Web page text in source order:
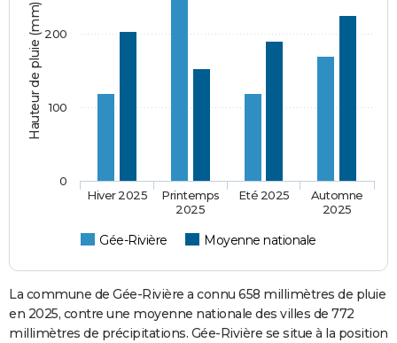
Hauteur de pluie (mm)
Gée-Rivière Moyenne nationale
Hiver 2025
Printemps
2025
Eté 2025
Automne
2025
0
100
200
La commune de Gée-Rivière a connu 658 millimètres de pluie
en 2025, contre une moyenne nationale des villes de 772
millimètres de précipitations. Gée-Rivière se situe à la position